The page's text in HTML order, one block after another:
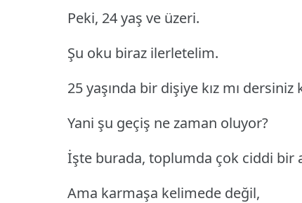
Peki, 24 yaş ve üzeri.
Şu oku biraz ilerletelim.
25 yaşında bir dişiye kız mı dersiniz
Yani şu geçiş ne zaman oluyor?
İşte burada, toplumda çok ciddi bir
Ama karmaşa kelimede değil,